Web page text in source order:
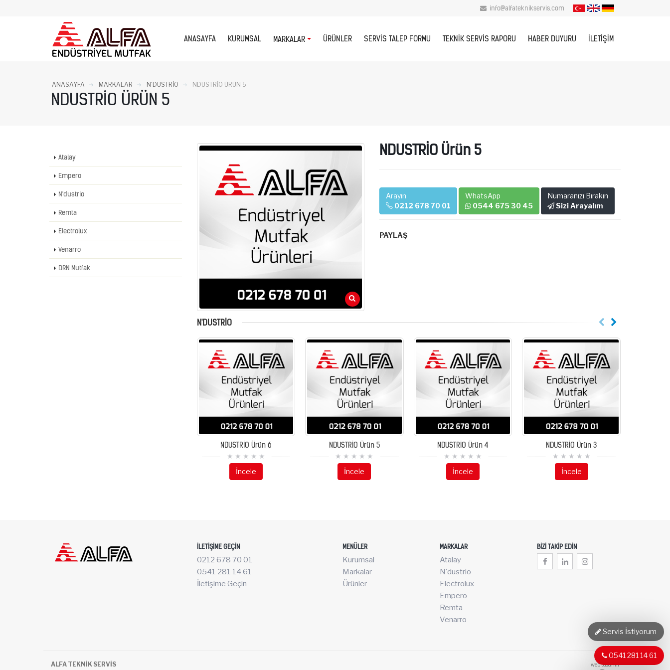
info@alfateknikservis.com
ANASAYFA KURUMSAL MARKALAR ÜRÜNLER SERVIS TALEP FORMU TEKNIK SERVIS RAPORU HABER DUYURU İLETIŞIM
ANASAYFA MARKALAR N'DUSTRIO NDUSTRİO ÜRÜN 5
NDUSTRİO ÜRÜN 5
NDUSTRİO Ürün 5
Arayın
0212 678 70 01
WhatsApp
0544 675 30 45
Numaranızı Bırakın
Sizi Arayalım
PAYLAŞ
N'DUSTRIO
NDUSTRİO Ürün 6
İncele
NDUSTRİO Ürün 5
İncele
NDUSTRİO Ürün 4
İncele
NDUSTRİO Ürün 3
İncele
Atalay
Empero
N'dustrio
Remta
Electrolux
Venarro
DRN Mutfak
İLETIŞIME GEÇIN
0212 678 70 01
0541 281 14 61
İletişime Geçin
MENÜLER
Kurumsal
Markalar
Ürünler
MARKALAR
Atalay
N'dustrio
Electrolux
Empero
Remta
Venarro
BIZI TAKIP EDIN
ALFA TEKNİK SERVİS web tasarım
Servis İstiyorum
0541 281 14 61